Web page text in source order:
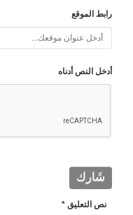
رابط الموقع
أدخل النص أدناه
نص التعليق *